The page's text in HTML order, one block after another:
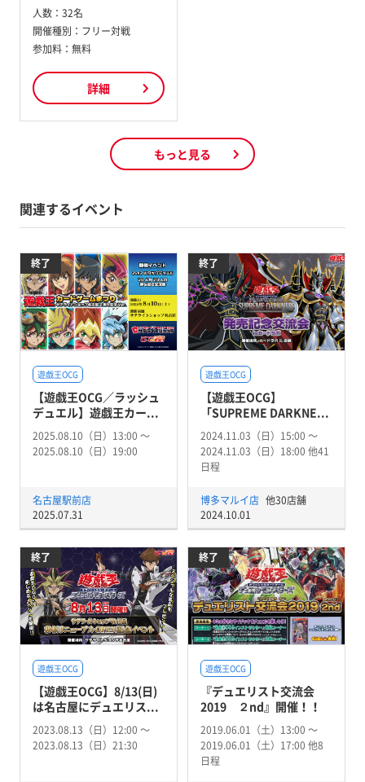
人数： 32名
開催種別： フリー対戦
参加料： 無料
詳細
もっと見る
関連するイベント
終了
遊戯王OCG
【遊戯王OCG／ラッシュ
デュエル】遊戯王カー...
2025.08.10（日）13:00 〜
2025.08.10（日）19:00
名古屋駅前店
2025.07.31
終了
遊戯王OCG
【遊戯王OCG】
「SUPREME DARKNE...
2024.11.03（日）15:00 〜
2024.11.03（日）18:00 他41
日程
博多マルイ店 他30店舗
2024.10.01
終了
遊戯王OCG
【遊戯王OCG】8/13(日)
は名古屋にデュエリス...
2023.08.13（日）12:00 〜
2023.08.13（日）21:30
終了
遊戯王OCG
『デュエリスト交流会
2019 ２nd』開催！！
2019.06.01（土）13:00 〜
2019.06.01（土）17:00 他8
日程